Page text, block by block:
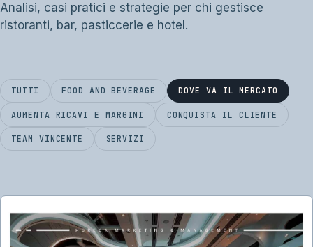
Analisi, casi pratici e strategie per chi gestisce
ristoranti, bar, pasticcerie e hotel.
TUTTI FOOD AND BEVERAGE DOVE VA IL MERCATO
AUMENTA RICAVI E MARGINI CONQUISTA IL CLIENTE
TEAM VINCENTE SERVIZI